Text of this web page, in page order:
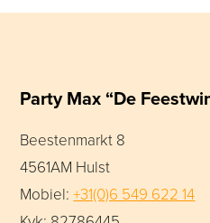
Party Max “De
Beestenmarkt 8
4561AM Hulst
Mobiel:+31(0)6 549 622 14